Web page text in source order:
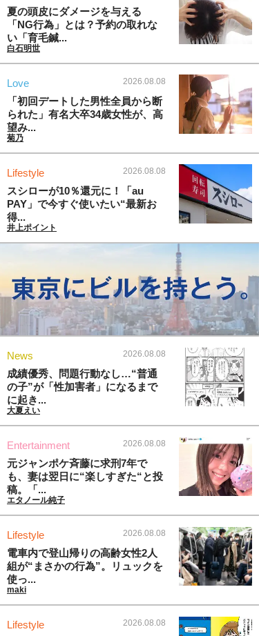
夏の頭皮にダメージを与える
「NG行為」とは？予約の取れな
い「育毛鍼...
白石明世
Love 2026.08.08
「初回デートした男性全員から断
られた」有名大卒34歳女性が、高
望み...
菊乃
Lifestyle 2026.08.08
スシローが10％還元に！「au
PAY」で今すぐ使いたい“最新お
得...
井上ポイント
News 2026.08.08
成績優秀、問題行動なし…“普通
の子”が「性加害者」になるまで
に起き...
大夏えい
Entertainment 2026.08.08
元ジャンポケ斉藤に求刑7年で
も、妻は翌日に“楽しすぎた“と投
稿。「...
エタノール純子
Lifestyle 2026.08.08
電車内で登山帰りの高齢女性2人
組が“まさかの行為”。リュックを
使っ...
maki
Lifestyle 2026.08.08